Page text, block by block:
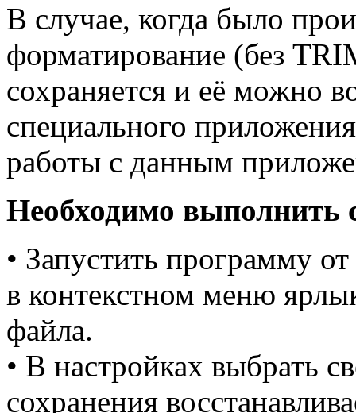
В случае, когда было
форматирование (без
сохраняется и её можно
специального
работы с данным
Необходимо выполнить
• Запустить программу
в контекстном меню
файла.
• В настройках выбрать
сохранения